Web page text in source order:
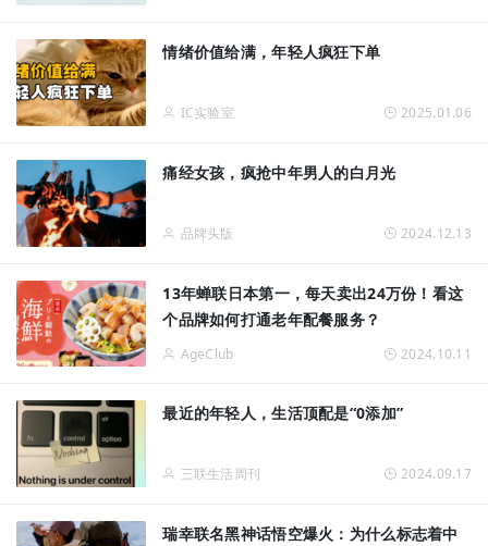
情绪价值给满，年轻人疯狂下单
IC实验室 2025.01.06
痛经女孩，疯抢中年男人的白月光
品牌头版 2024.12.13
13年蝉联日本第一，每天卖出24万份！看这
个品牌如何打通老年配餐服务？
AgeClub 2024.10.11
最近的年轻人，生活顶配是“0添加”
三联生活周刊 2024.09.17
瑞幸联名黑神话悟空爆火：为什么标志着中